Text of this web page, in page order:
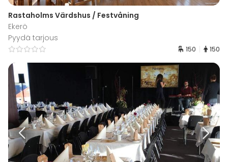
Rastaholms Värdshus / Festvåning
Ekerö
Pyydä tarjous
150 150